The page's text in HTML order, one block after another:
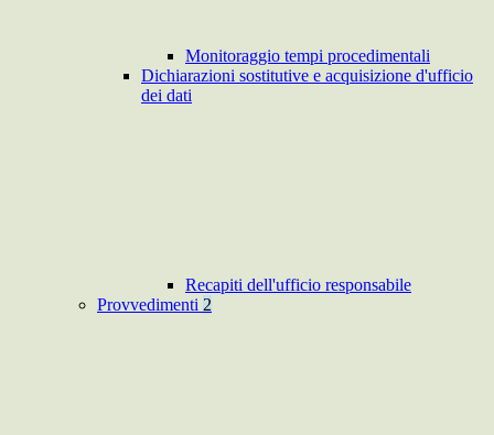
Monitoraggio tempi procedimentali
Dichiarazioni sostitutive e acquisizione d'ufficio
dei dati
Recapiti dell'ufficio responsabile
Provvedimenti 2